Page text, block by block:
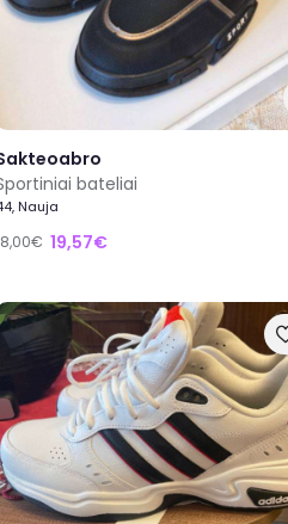
bateliai
Nauja
19,57€